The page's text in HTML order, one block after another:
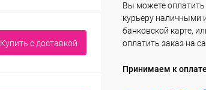
Купить c доставкой
Вы можете оплатить
курьеру наличными
банковской карте,
оплатить заказ на
Принимаем к